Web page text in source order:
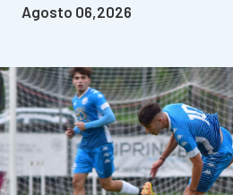
Agosto 06,2026